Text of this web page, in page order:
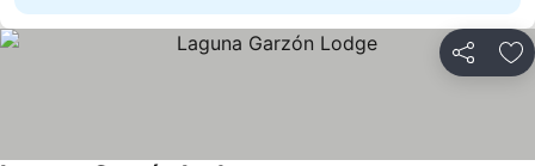
Compartir